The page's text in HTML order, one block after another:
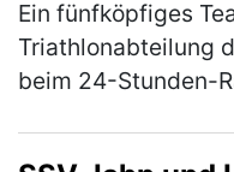
Ein fünfköpfiges
Triathlonabteilung
beim 24-Stunden-